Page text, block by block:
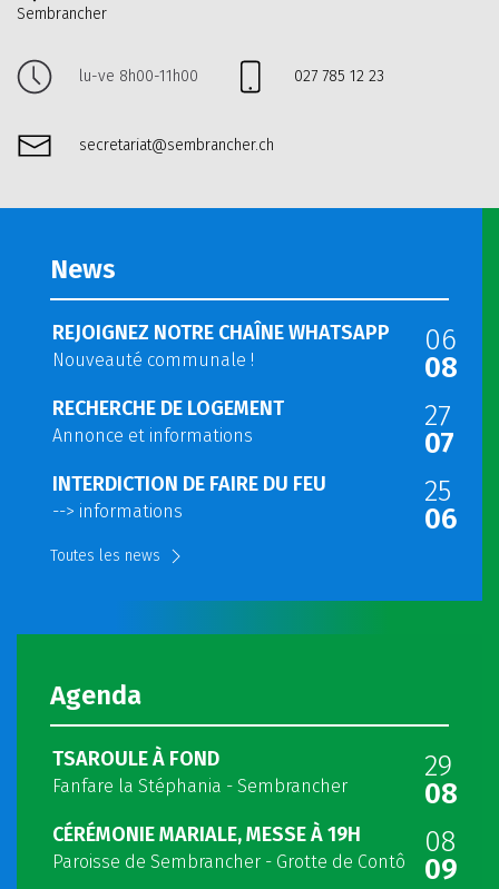
Sembrancher
lu-ve 8h00-11h00 027 785 12 23
secretariat@sembrancher.ch
News
REJOIGNEZ NOTRE CHAÎNE WHATSAPP
Nouveauté communale !
06
08
RECHERCHE DE LOGEMENT
Annonce et informations
27
07
INTERDICTION DE FAIRE DU FEU
--> informations
25
06
Toutes les news
Agenda
TSAROULE À FOND
Fanfare la Stéphania - Sembrancher
29
08
CÉRÉMONIE MARIALE, MESSE À 19H
Paroisse de Sembrancher - Grotte de Contô
08
09